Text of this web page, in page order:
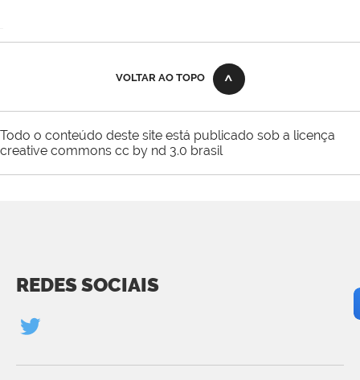
VOLTAR AO TOPO
Todo o conteúdo deste site está publicado sob a licença
creative commons cc by nd 3.0 brasil
REDES SOCIAIS